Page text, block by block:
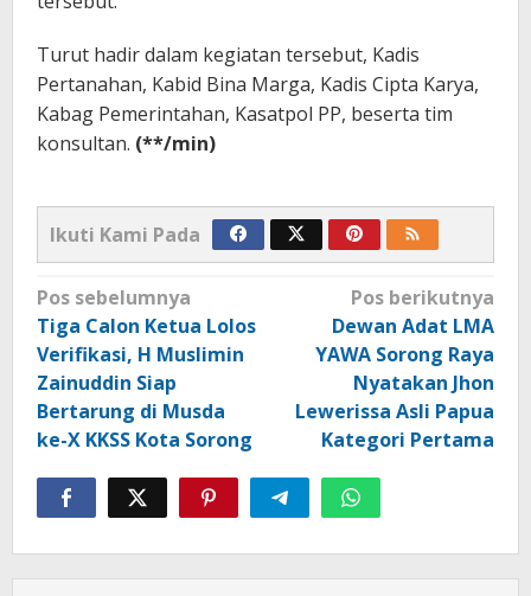
Turut hadir dalam kegiatan tersebut, Kadis
Pertanahan, Kabid Bina Marga, Kadis Cipta Karya,
Kabag Pemerintahan, Kasatpol PP, beserta tim
konsultan. (**/min)
Ikuti Kami Pada
Navigasi
pos
Pos sebelumnya
Tiga Calon Ketua Lolos
Verifikasi, H Muslimin
Zainuddin Siap
Bertarung di Musda
ke-X KKSS Kota Sorong
Pos berikutnya
Dewan Adat LMA
YAWA Sorong Raya
Nyatakan Jhon
Lewerissa Asli Papua
Kategori Pertama